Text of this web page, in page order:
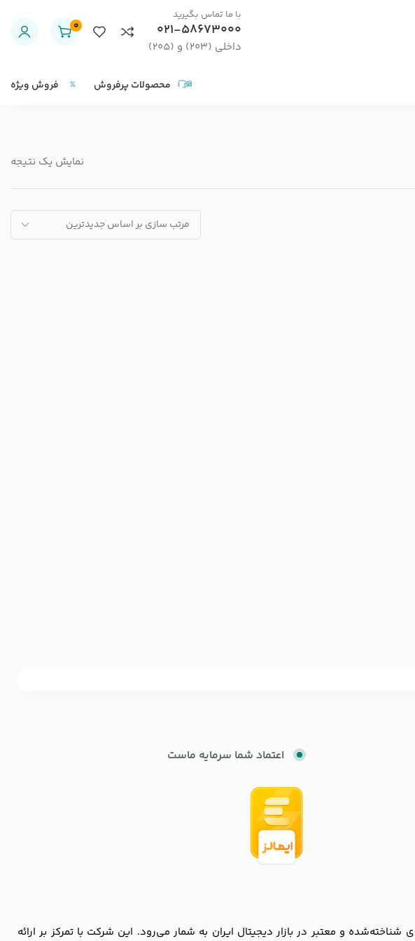
با ما تماس بگیرید
021-58673000
داخلی (203) و (205)
0
محصولات پرفروش فروش ویژه
نمایش یک نتیجه
اعتماد شما سرمایه ماست
و معتبر در بازار دیجیتال ایران به شمار می‌رود. این شرکت با تمرکز بر ارائه